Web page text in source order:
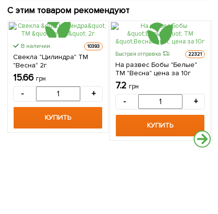
С этим товаром рекомендуют
В наличии. 10393
Свекла "Цилиндра" ТМ
"Весна" 2г
15.66 грн
- +
КУПИТЬ
Быстрая отправка 22321
На развес Бобы "Белые"
ТМ "Весна" цена за 10г
7.2 грн
- +
КУПИТЬ